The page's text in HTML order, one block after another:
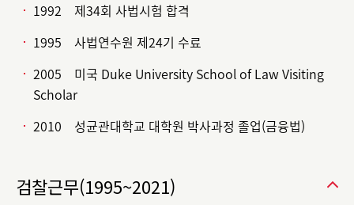
1992 제34회 사법시험 합격
1995 사법연수원 제24기 수료
2005 미국 Duke University School of Law Visiting
Scholar
2010 성균관대학교 대학원 박사과정 졸업(금융법)
검찰근무(1995~2021)